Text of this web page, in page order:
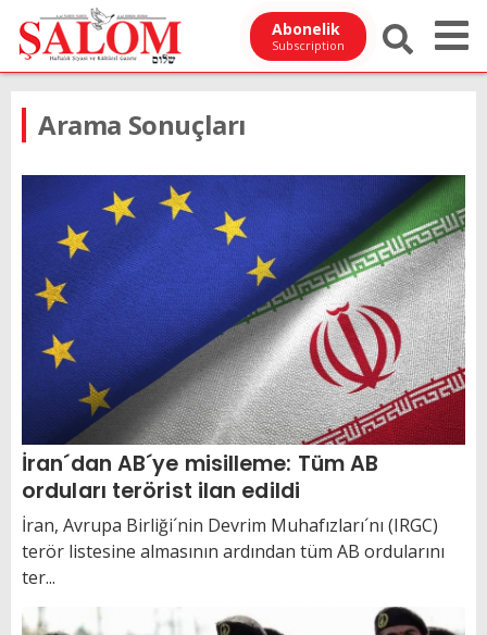
Abonelik
Subscription
Arama Sonuçları
İran´dan AB´ye misilleme: Tüm AB
orduları terörist ilan edildi
İran, Avrupa Birliği´nin Devrim Muhafızları´nı (IRGC)
terör listesine almasının ardından tüm AB ordularını
ter...